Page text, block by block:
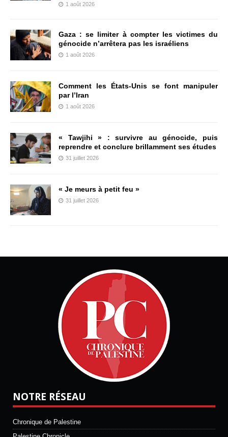
1 août 2026
Gaza : se limiter à compter les victimes du
génocide n’arrêtera pas les israéliens
1 août 2026
Comment les États-Unis se font manipuler
par l’Iran
1 août 2026
« Tawjihi » : survivre au génocide, puis
reprendre et conclure brillamment ses études
31 juillet 2026
« Je meurs à petit feu »
31 juillet 2026
NOTRE RÉSEAU
Chronique de Palestine